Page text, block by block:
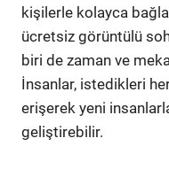
kişilerle kolayca
ücretsiz görüntülü
biri de zaman ve
İnsanlar, istedikleri
erişerek yeni
geliştirebilir.